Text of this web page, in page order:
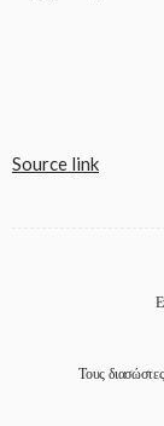
Source link
Τους